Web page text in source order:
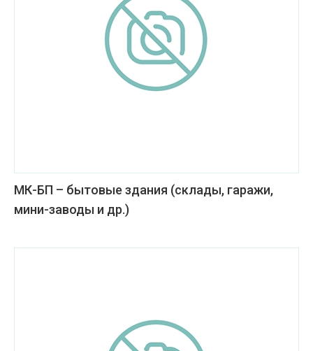
МК-БП – бытовые здания (склады, гаражи,
мини-заводы и др.)